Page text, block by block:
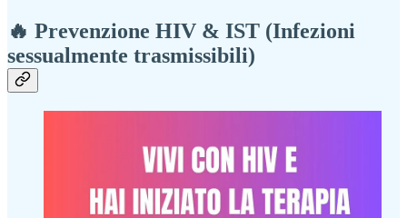
🔥 Prevenzione HIV & IST (Infezioni
sessualmente trasmissibili)